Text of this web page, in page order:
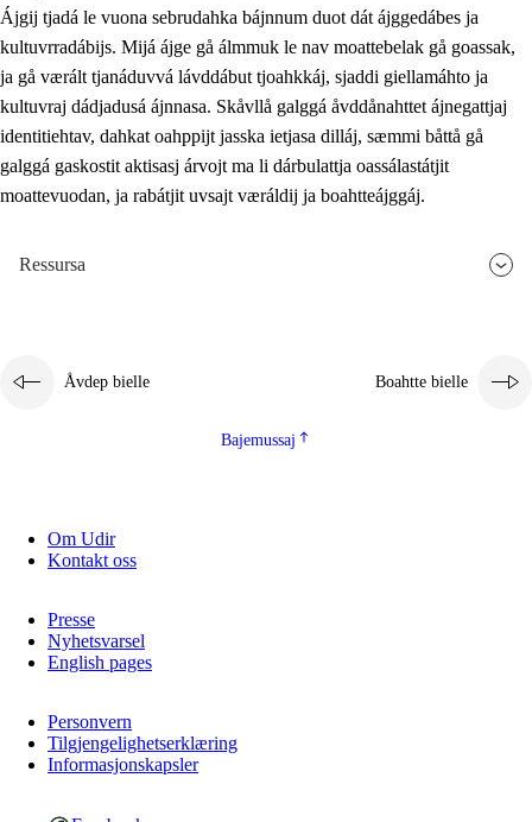
Ájgij tjadá le vuona sebrudahka bájnnum duot dát ájggedábes ja
kultuvrradábijs. Mijá ájge gå álmmuk le nav moattebelak gå goassak,
ja gå værált tjanáduvvá lávddábut tjoahkkáj, sjaddi giellamáhto ja
kultuvraj dádjadusá ájnnasa. Skåvllå galggá åvddånahttet ájnegattjaj
identitiehtav, dahkat oahppijt jasska ietjasa dilláj, sæmmi båttå gå
galggá gaskostit aktisasj árvojt ma li dárbulattja oassálastátjit
moattevuodan, ja rabátjit uvsajt væráldij ja boahtteájggáj.
Ressursa
Åvdep bielle Boahtte bielle
Bajemussaj
Om Udir
Kontakt oss
Presse
Nyhetsvarsel
English pages
Personvern
Tilgjengelighetserklæring
Informasjonskapsler